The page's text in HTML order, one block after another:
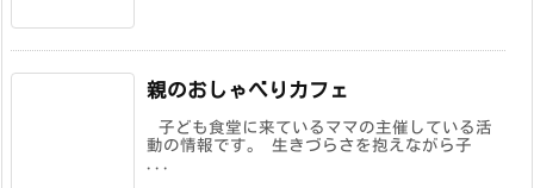
親のおしゃべりカフェ
子ども食堂に来ているママの主催している活
動の情報です。 生きづらさを抱えながら子
...